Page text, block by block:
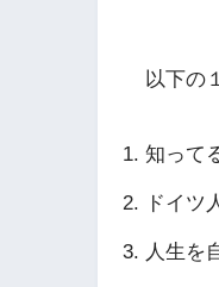
以下の
知って
ドイツ
人生を